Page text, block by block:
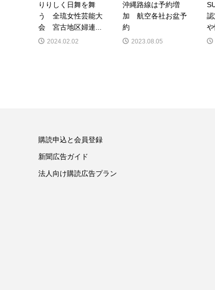
りりしく日舞を舞
う 全琉女性芸能大
会 宮古地区婦連...
2024.02.02
沖縄路線は予約増
加 航空各社お盆予
約
2023.08.05
購読申込と会員登録
新聞広告ガイド
法人向け購読広告プラン